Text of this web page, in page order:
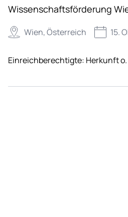
Wissenschaftsförderung
Wien, Österreich 15.
Einreichberechtigte: Herkunft